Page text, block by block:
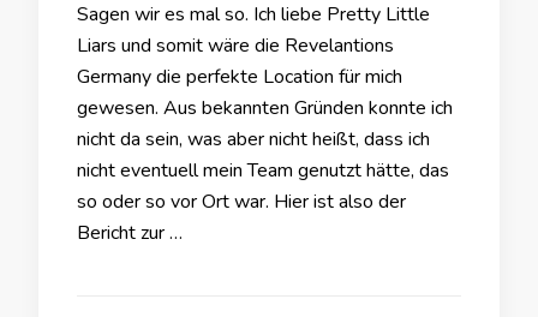
Sagen wir es mal so. Ich liebe Pretty Little
Liars und somit wäre die Revelantions
Germany die perfekte Location für mich
gewesen. Aus bekannten Gründen konnte ich
nicht da sein, was aber nicht heißt, dass ich
nicht eventuell mein Team genutzt hätte, das
so oder so vor Ort war. Hier ist also der
Bericht zur …